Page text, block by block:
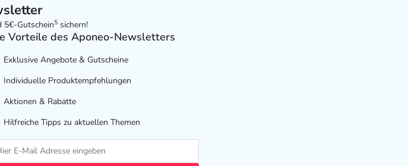
5€-Gutschein5 sichern!
Vorteile des Aponeo-Newsletters
Exklusive Angebote & Gutscheine
Individuelle Produktempfehlungen
Aktionen & Rabatte
Hilfreiche Tipps zu aktuellen Themen